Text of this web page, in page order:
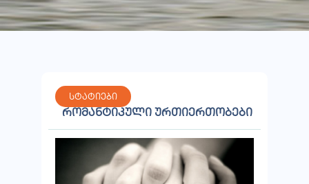
სტატიები
რომანტიკული ურთიერთობები